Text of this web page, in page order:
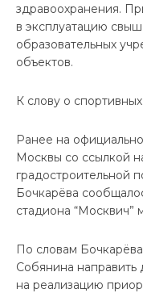
здравоохранения.
в эксплуатацию
образовательных
объектов.
К слову о
Ранее на
Москвы со ссылкой
градостроительной
Бочкарёва
стадиона “Москвич”
По словам
Собянина
на реализацию